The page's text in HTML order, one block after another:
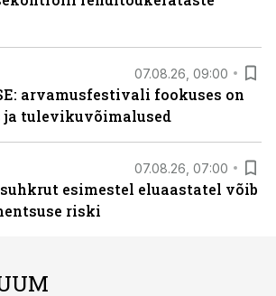
07.08.26, 09:00
arvamusfestivali fookuses on
ja tulevikuvõimalused
07.08.26, 07:00
esimestel eluaastatel võib
riski